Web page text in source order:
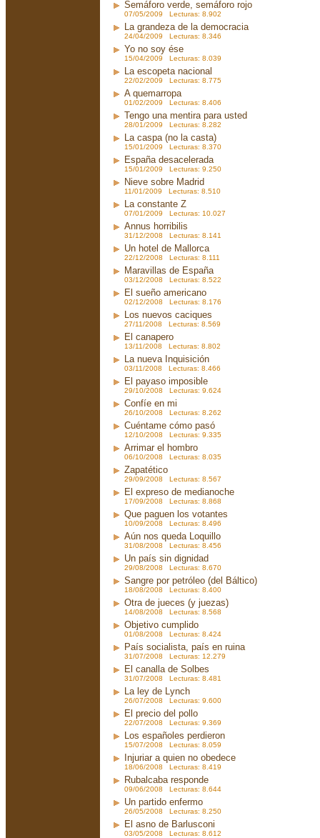
Semáforo verde, semáforo rojo
07/05/2009 Lecturas: 8.902
La grandeza de la democracia
24/04/2009 Lecturas: 8.346
Yo no soy ése
15/04/2009 Lecturas: 8.039
La escopeta nacional
22/02/2009 Lecturas: 8.775
A quemarropa
01/02/2009 Lecturas: 8.406
Tengo una mentira para usted
28/01/2009 Lecturas: 8.282
La caspa (no la casta)
15/01/2009 Lecturas: 8.370
España desacelerada
15/01/2009 Lecturas: 9.250
Nieve sobre Madrid
11/01/2009 Lecturas: 8.510
La constante Z
07/01/2009 Lecturas: 10.027
Annus horribilis
31/12/2008 Lecturas: 8.141
Un hotel de Mallorca
22/12/2008 Lecturas: 8.111
Maravillas de España
03/12/2008 Lecturas: 8.522
El sueño americano
02/12/2008 Lecturas: 8.176
Los nuevos caciques
27/11/2008 Lecturas: 8.569
El canapero
13/11/2008 Lecturas: 8.802
La nueva Inquisición
03/11/2008 Lecturas: 8.466
El payaso imposible
29/10/2008 Lecturas: 9.624
Confíe en mi
26/10/2008 Lecturas: 8.262
Cuéntame cómo pasó
12/10/2008 Lecturas: 9.335
Arrimar el hombro
06/10/2008 Lecturas: 8.035
Zapatético
29/09/2008 Lecturas: 8.567
El expreso de medianoche
17/09/2008 Lecturas: 8.868
Que paguen los votantes
10/09/2008 Lecturas: 8.496
Aún nos queda Loquillo
31/08/2008 Lecturas: 8.456
Un país sin dignidad
29/08/2008 Lecturas: 8.670
Sangre por petróleo (del Báltico)
18/08/2008 Lecturas: 8.400
Otra de jueces (y juezas)
14/08/2008 Lecturas: 8.568
Objetivo cumplido
01/08/2008 Lecturas: 8.424
País socialista, país en ruina
31/07/2008 Lecturas: 12.279
El canalla de Solbes
31/07/2008 Lecturas: 8.481
La ley de Lynch
26/07/2008 Lecturas: 9.600
El precio del pollo
22/07/2008 Lecturas: 9.369
Los españoles perdieron
15/07/2008 Lecturas: 8.059
Injuriar a quien no obedece
18/06/2008 Lecturas: 8.419
Rubalcaba responde
09/06/2008 Lecturas: 8.644
Un partido enfermo
26/05/2008 Lecturas: 8.250
El asno de Barlusconi
03/05/2008 Lecturas: 8.612